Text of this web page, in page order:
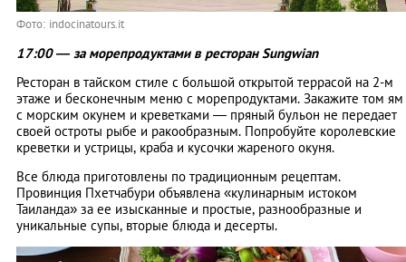
Фото: indocinatours.it
17:00 — за морепродуктами в ресторан Sungwian
Ресторан в тайском стиле с большой открытой террасой на 2-м
этаже и бесконечным меню с морепродуктами. Закажите том ям
с морским окунем и креветками — пряный бульон не передает
своей остроты рыбе и ракообразным. Попробуйте королевские
креветки и устрицы, краба и кусочки жареного окуня.
Все блюда приготовлены по традиционным рецептам.
Провинция Пхетчабури объявлена «кулинарным истоком
Таиланда» за ее изысканные и простые, разнообразные и
уникальные супы, вторые блюда и десерты.